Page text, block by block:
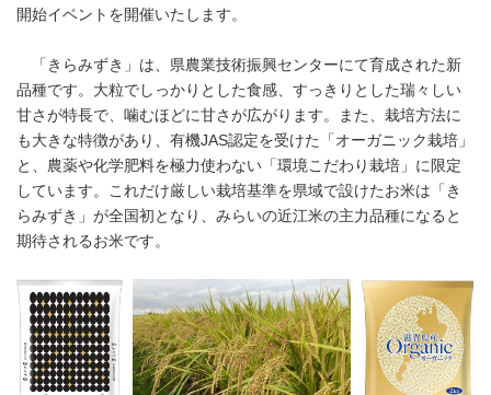
開始イベントを開催いたします。
「きらみずき」は、県農業技術振興センターにて育成された新
品種です。大粒でしっかりとした食感、すっきりとした瑞々しい
甘さが特長で、噛むほどに甘さが広がります。また、栽培方法に
も大きな特徴があり、有機JAS認定を受けた「オーガニック栽培」
と、農薬や化学肥料を極力使わない「環境こだわり栽培」に限定
しています。これだけ厳しい栽培基準を県域で設けたお米は「き
らみずき」が全国初となり、みらいの近江米の主力品種になると
期待されるお米です。